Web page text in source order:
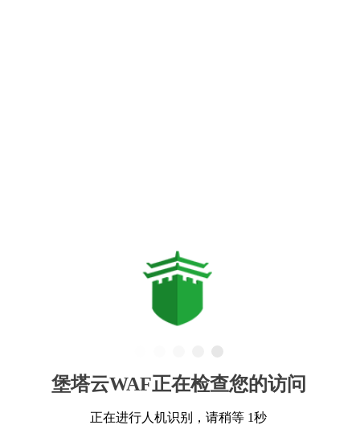
堡塔云WAF正在检查您的访问
正在进行人机识别，请稍等 1秒